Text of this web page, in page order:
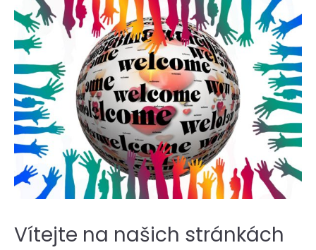
Vítejte na našich stránkách